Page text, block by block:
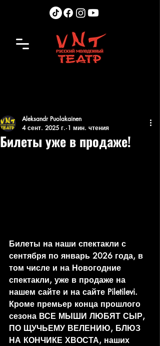
Билеты уже в продаже!
Aleksandr Puolakainen
4 сент. 2025 г. 1 мин. чтения
Билеты на наши спектакли с
сентября по январь 2026 года, в
том числе и на Новогодние
спектакли, уже в продаже на
нашем сайте и на сайте Piletilevi.
Кроме премьер конца прошлого
сезона ВСЕ МЫШИ ЛЮБЯТ СЫР,
ПО ЩУЧЬЕМУ ВЕЛЕНИЮ, БЛЮЗ
НА КОНЧИКЕ ХВОСТА, наших